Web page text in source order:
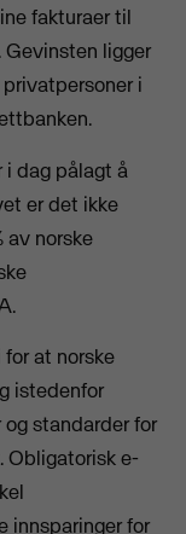
fakturaer til
ligger
i
i dag pålagt å
er det ikke
av norske
at norske
istedenfor
standarder for
Obligatorisk e-
innsparinger for